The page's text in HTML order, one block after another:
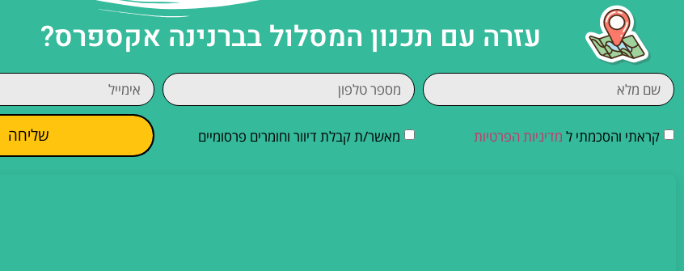
עזרה עם תכנון המסלול בברנינה אקספרס?
קראתי והסכמתי ל מדיניות הפרטיות מאשר/ת קבלת דיוור וחומרים פרסומיים שליחה